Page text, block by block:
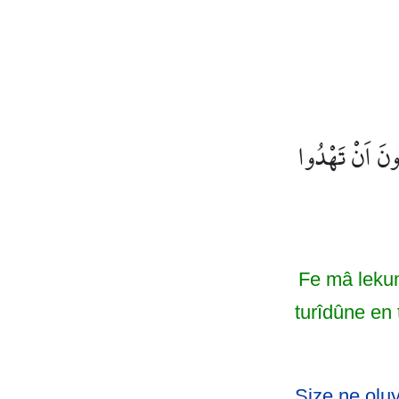
اَنْ تَهْدُوا
Fe mâ
turîdûne en